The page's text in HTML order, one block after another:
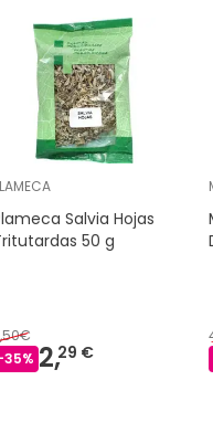
Salvia Hojas
50 g
35% 2,29 €